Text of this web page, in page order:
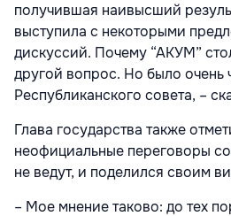
получившая наивысший
выступила с некоторыми
дискуссий. Почему “АКУМ”
другой вопрос. Но было очень
Республиканского совета, –
Глава государства также
неофициальные переговоры
не ведут, и поделился своим
– Мое мнение таково: до тех